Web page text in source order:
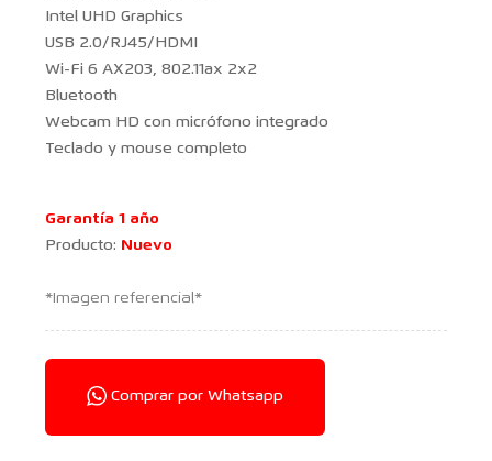
Intel UHD Graphics
USB 2.0/RJ45/HDMI
Wi-Fi 6 AX203, 802.11ax 2x2
Bluetooth
Webcam HD con micrófono integrado
Teclado y mouse completo
Garantía 1 año
Producto: Nuevo
*Imagen referencial*
Comprar por Whatsapp